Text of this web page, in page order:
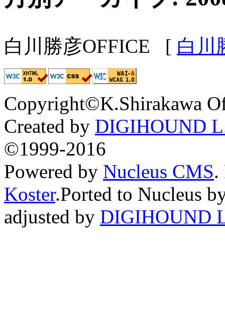
白川勝彦OFFICE [ 白川
Copyright©K.Shirakawa
Created by DIGIHOUND
©1999-2016
Powered by Nucleus CMS.
Koster.Ported to Nucleus
adjusted by DIGIHOUND